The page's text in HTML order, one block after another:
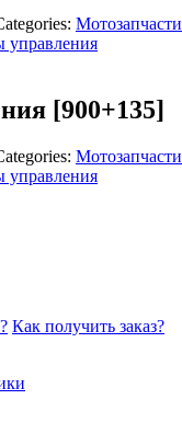
Мотозапчасти
управления
[900+135]
Мотозапчасти
управления
Как получить заказ?